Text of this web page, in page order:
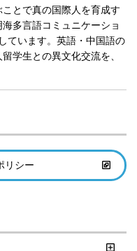
とで真の国際人を育成す
多言語コミュニケーショ
ています。英語・中国語の
学生との異文化交流を、
リシー